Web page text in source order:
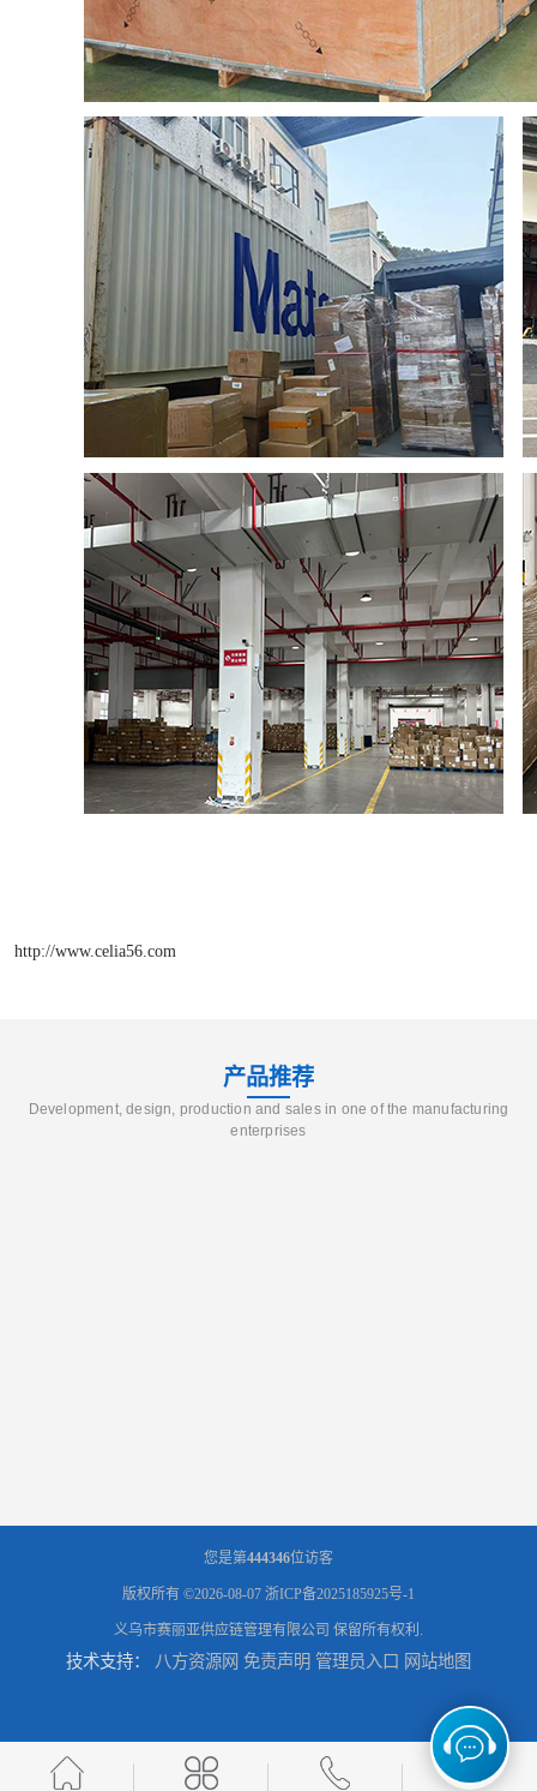
http://www.celia56.com
产品推荐
Development, design, production and sales in one of the manufacturing
enterprises
您是第444346位访客
版权所有 ©2026-08-07 浙ICP备2025185925号-1
义乌市赛丽亚供应链管理有限公司 保留所有权利.
技术支持： 八方资源网 免责声明 管理员入口 网站地图